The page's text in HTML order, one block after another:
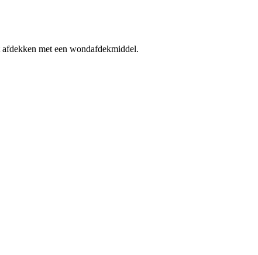
met een wondafdekmiddel.